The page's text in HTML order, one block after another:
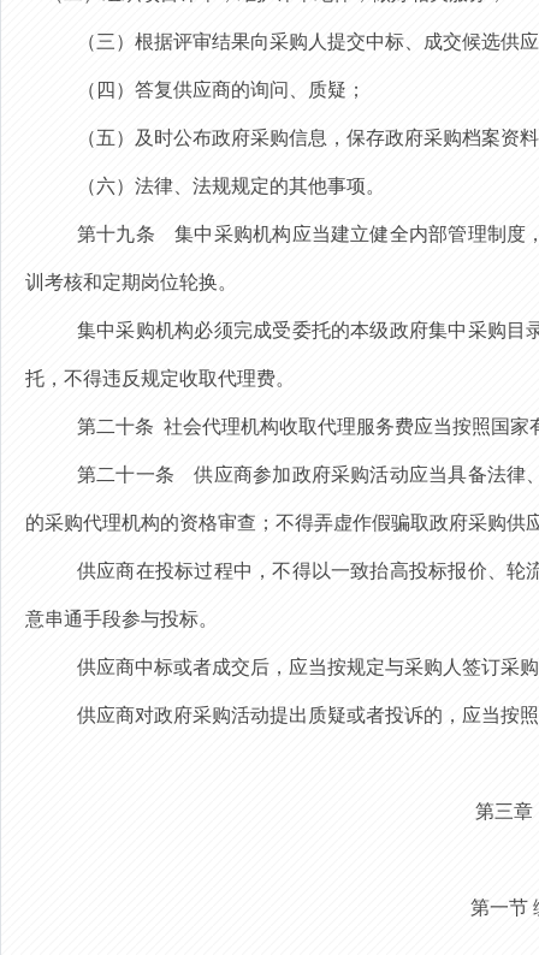
（三）根据评审结果向采购人提交中标、成交候选供
（四） 答复供应商的询问、质疑；
（五）及时公布政府采购信息，保存政府采购档案资
（六）法律、法规规定的其他事项。
第十九条 集中采购机构应当建立健全内部管理制度
训考核和定期岗位轮换。
集中采购机构必须完成受委托的本级政府集中采购
托，不得违反规定收取代理费。
第二十条 社会代理机构收取代理服务费应当按照国家
第二十一条 供应商参加政府采购活动应当具备法律
的采购代理机构的资格审查； 不得弄虚作假骗取政府采购供
供应商在投标过程中，不得以一致抬高投标报价、
意串通手段参与投标。
供应商中标或者成交后，应当按规定与采购人签订采
供应商对政府采购活动提出质疑或者投诉的，应当按
第三章
第一节